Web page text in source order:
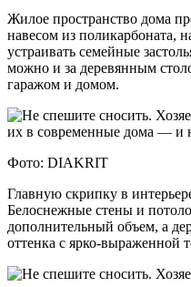
Жилое пространство дома
навесом из поликарбоната,
устраивать семейные
можно и за деревянным
гаражом и домом.
Фото: DIAKRIT
Главную скрипку в
Белоснежные стены и
дополнительный объем, а
оттенка с ярко-выраженной